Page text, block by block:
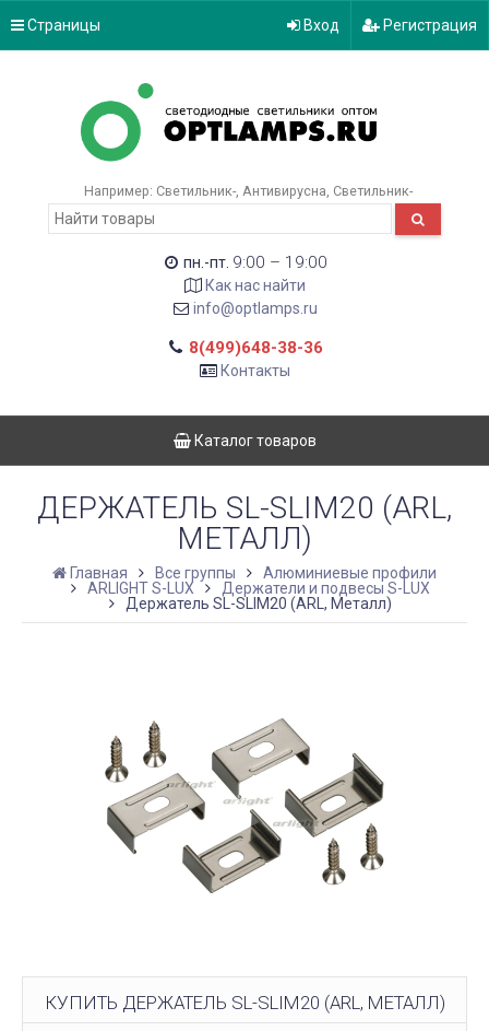
Страницы Вход Регистрация
Например: Светильник- Антивирусна Светильник-
пн.-пт. 9:00 – 19:00
Как нас найти
info@optlamps.ru
8(499)648-38-36
Контакты
Каталог товаров
ДЕРЖАТЕЛЬ SL-SLIM20 (ARL,
МЕТАЛЛ)
Главная Все группы
Алюминиевые профили
ARLIGHT S-LUX
Держатели и подвесы S-LUX
Держатель SL-SLIM20 (ARL, Металл)
КУПИТЬ ДЕРЖАТЕЛЬ SL-SLIM20 (ARL, МЕТАЛЛ)